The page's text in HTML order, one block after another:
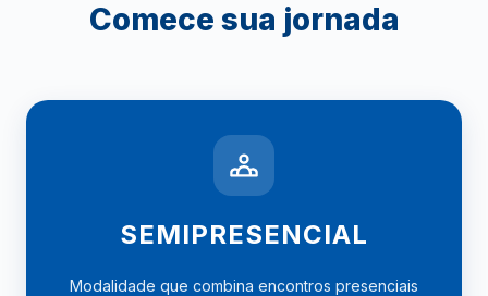
Comece sua jornada
SEMIPRESENCIAL
Modalidade que combina encontros presenciais